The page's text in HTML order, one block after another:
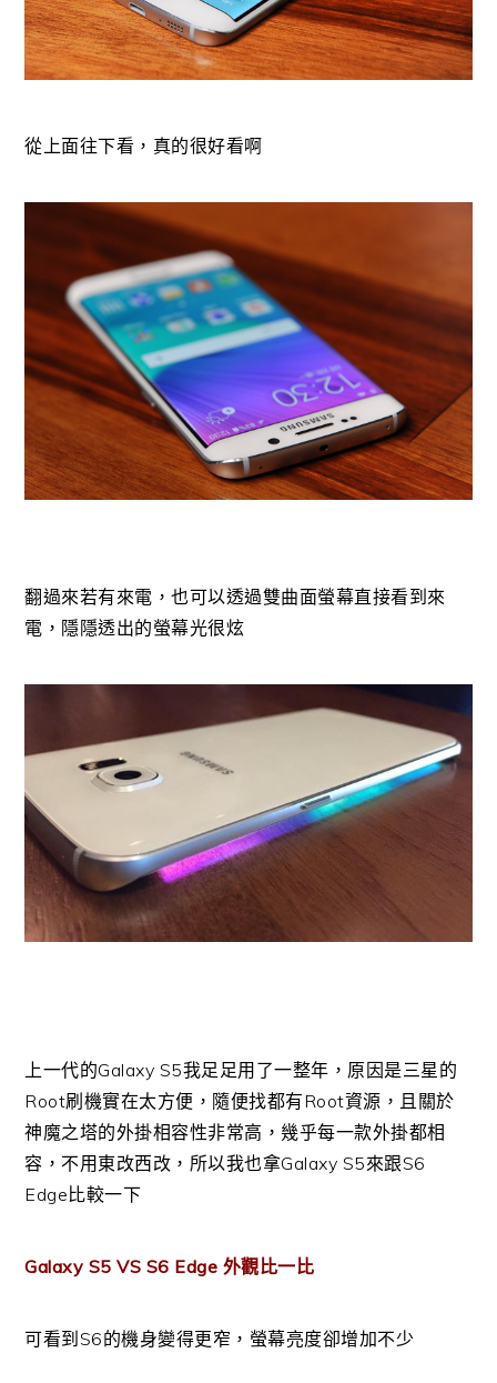
從上面往下看，真的很好看啊
翻過來若有來電，也可以透過雙曲面螢幕直接看到來
電，隱隱透出的螢幕光很炫
上一代的Galaxy S5我足足用了一整年，原因是三星的
Root刷機實在太方便，隨便找都有Root資源，且關於
神魔之塔的外掛相容性非常高，幾乎每一款外掛都相
容，不用東改西改，所以我也拿Galaxy S5來跟S6
Edge比較一下
Galaxy S5 VS S6 Edge 外觀比一比
可看到S6的機身變得更窄，螢幕亮度卻增加不少